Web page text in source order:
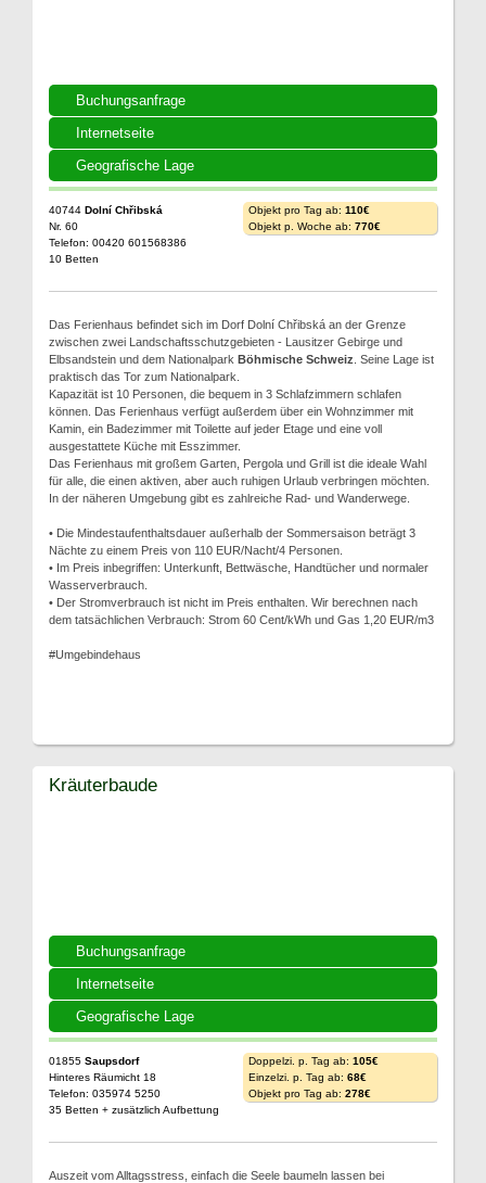
Buchungsanfrage
Internetseite
Geografische Lage
40744 Dolní Chřibská
Nr. 60
Telefon: 00420 601568386
10 Betten
Objekt pro Tag ab: 110€
Objekt p. Woche ab: 770€
Das Ferienhaus befindet sich im Dorf Dolní Chřibská an der Grenze
zwischen zwei Landschaftsschutzgebieten - Lausitzer Gebirge und
Elbsandstein und dem Nationalpark Böhmische Schweiz . Seine Lage ist
praktisch das Tor zum Nationalpark.
Kapazität ist 10 Personen, die bequem in 3 Schlafzimmern schlafen
können. Das Ferienhaus verfügt außerdem über ein Wohnzimmer mit
Kamin, ein Badezimmer mit Toilette auf jeder Etage und eine voll
ausgestattete Küche mit Esszimmer.
Das Ferienhaus mit großem Garten, Pergola und Grill ist die ideale Wahl
für alle, die einen aktiven, aber auch ruhigen Urlaub verbringen möchten.
In der näheren Umgebung gibt es zahlreiche Rad- und Wanderwege.
• Die Mindestaufenthaltsdauer außerhalb der Sommersaison beträgt 3
Nächte zu einem Preis von 110 EUR/Nacht/4 Personen.
• Im Preis inbegriffen: Unterkunft, Bettwäsche, Handtücher und normaler
Wasserverbrauch.
• Der Stromverbrauch ist nicht im Preis enthalten. Wir berechnen nach
dem tatsächlichen Verbrauch: Strom 60 Cent/kWh und Gas 1,20 EUR/m3
#Umgebindehaus
Buchungsanfrage
Internetseite
Geografische Lage
Kräuterbaude
01855 Saupsdorf
Hinteres Räumicht 18
Telefon: 035974 5250
35 Betten + zusätzlich Aufbettung
Doppelzi. p. Tag ab: 105€
Einzelzi. p. Tag ab: 68€
Objekt pro Tag ab: 278€
Auszeit vom Alltagsstress, einfach die Seele baumeln lassen bei